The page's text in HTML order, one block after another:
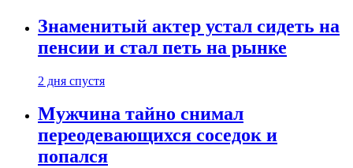
Знаменитый актер устал сидеть на
пенсии и стал петь на рынке
2 дня спустя
Мужчина тайно снимал
переодевающихся соседок и
попался